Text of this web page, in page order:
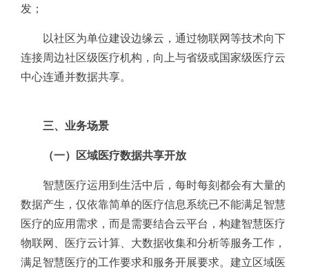
发；
以社区为单位建设边缘云，通过物联网等技术向下
连接周边社区级医疗机构，向上与省级或国家级医疗云
中心连通并数据共享。
三、业务场景
（一）区域医疗数据共享开放
智慧医疗运用到生活中后，每时每刻都会有大量的
数据产生，仅依靠简单的医疗信息系统已不能满足智慧
医疗的应用需求，而是需要结合云平台，构建智慧医疗
物联网、医疗云计算、大数据收集和分析等服务工作，
满足智慧医疗的工作要求和服务开展要求。建立区域医